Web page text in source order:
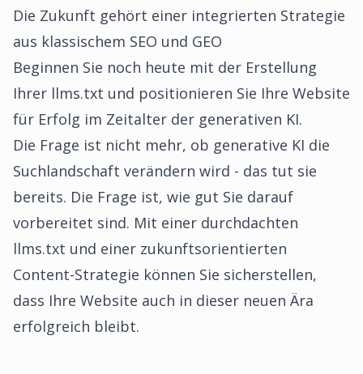
Die Zukunft gehört einer integrierten Strategie
aus klassischem SEO und GEO
Beginnen Sie noch heute mit der Erstellung
Ihrer llms.txt und positionieren Sie Ihre Website
für Erfolg im Zeitalter der generativen KI.
Die Frage ist nicht mehr, ob generative KI die
Suchlandschaft verändern wird - das tut sie
bereits. Die Frage ist, wie gut Sie darauf
vorbereitet sind. Mit einer durchdachten
llms.txt und einer zukunftsorientierten
Content-Strategie können Sie sicherstellen,
dass Ihre Website auch in dieser neuen Ära
erfolgreich bleibt.